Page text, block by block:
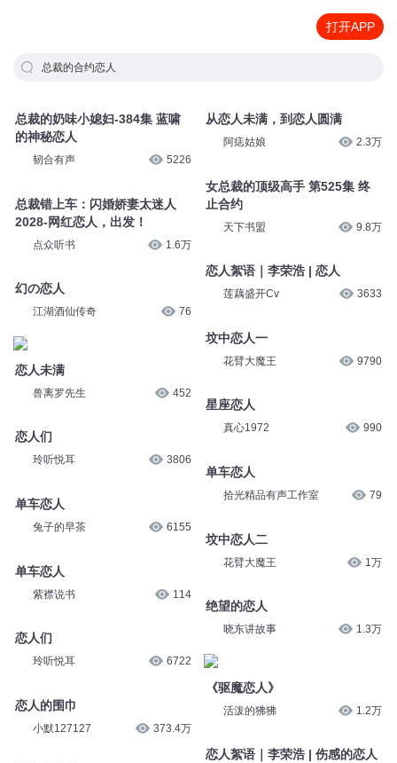
打开APP
总裁的合约恋人
总裁的奶味小媳妇-384集 蓝啸
的神秘恋人
韧合有声 5226
总裁错上车：闪婚娇妻太迷人
2028-网红恋人，出发！
点众听书 1.6万
幻の恋人
江湖酒仙传奇 76
恋人未满
兽离罗先生 452
恋人们
玲听悦耳 3806
单车恋人
兔子的早茶 6155
单车恋人
紫襟说书 114
恋人们
玲听悦耳 6722
恋人的围巾
小默127127 373.4万
从恋人未满，到恋人圆满
阿痣姑娘 2.3万
女总裁的顶级高手 第525集 终
止合约
天下书盟 9.8万
恋人絮语｜李荣浩 | 恋人
莲藕盛开Cv 3633
坟中恋人一
花臂大魔王 9790
星座恋人
真心1972 990
单车恋人
拾光精品有声工作室 79
坟中恋人二
花臂大魔王 1万
绝望的恋人
晓东讲故事 1.3万
《驱魔恋人》
活泼的狒狒 1.2万
恋人絮语｜李荣浩 | 伤感的恋人